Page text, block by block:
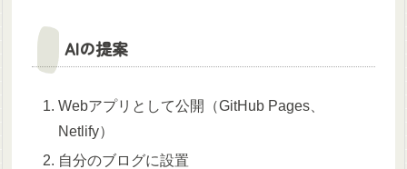
AIの提案
Webアプリとして公開（GitHub Pages、
Netlify）
自分のブログに設置